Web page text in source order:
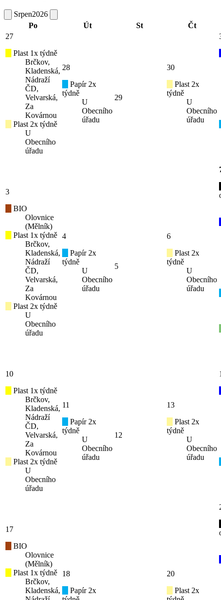
Srpen2026
Po
Út St
Čt
27
Plast 1x týdně
Brčkov,
Kladenská,
Nádraží
ČD,
Velvarská,
Za
Kovárnou
Plast 2x týdně
U
Obecního
úřadu
28
Papír 2x
týdně
U
Obecního
úřadu
29
30
Plast 2x
týdně
U
Obecního
úřadu
3
BIO
Olovnice
(Mělník)
Plast 1x týdně
Brčkov,
Kladenská,
Nádraží
ČD,
Velvarská,
Za
Kovárnou
Plast 2x týdně
U
Obecního
úřadu
4
Papír 2x
týdně
U
Obecního
úřadu
5
6
Plast 2x
týdně
U
Obecního
úřadu
10
Plast 1x týdně
Brčkov,
Kladenská,
Nádraží
ČD,
Velvarská,
Za
Kovárnou
Plast 2x týdně
U
Obecního
úřadu
11
Papír 2x
týdně
U
Obecního
úřadu
12
13
Plast 2x
týdně
U
Obecního
úřadu
17
BIO
Olovnice
(Mělník)
Plast 1x týdně
Brčkov,
Kladenská,
18
Papír 2x
20
Plast 2x